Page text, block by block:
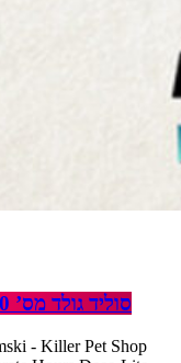
סוליד גולד מס’ 190 – הלהיטים הגדולים של שנת 1990
- Killer Pet Shop